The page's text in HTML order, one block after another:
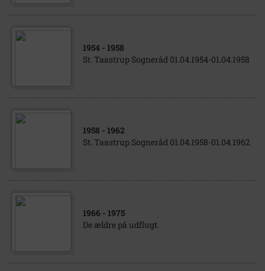
1954 - 1958
St. Taastrup Sogneråd 01.04.1954-01.04.1958
1958 - 1962
St. Taastrup Sogneråd 01.04.1958-01.04.1962
1966 - 1975
De ældre på udflugt.